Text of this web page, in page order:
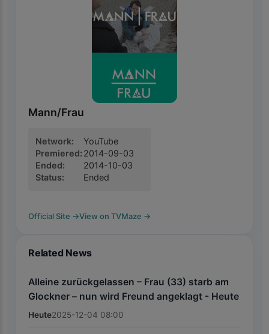
Mann/Frau
Network:
YouTube
Premiered: 2014-09-03
Ended:
2014-10-03
Status: Ended
Official Site →View on TVMaze →
Related News
Alleine zurückgelassen – Frau (33) starb am
Glockner – nun wird Freund angeklagt - Heute
Heute2025-12-04 08:00